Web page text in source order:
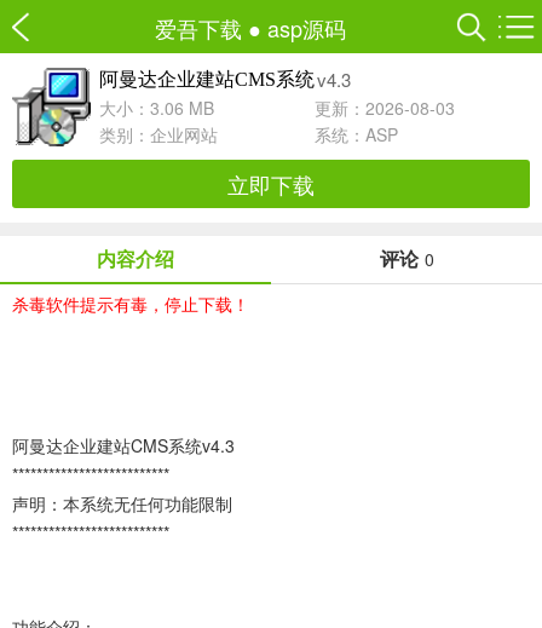
爱吾下载 ● asp源码
阿曼达企业建站CMS系统v4.3
大小：3.06 MB
更新：2026-08-03
类别： 企业网站 系统：ASP
立即下载
内容介绍 评论 0
杀毒软件提示有毒，停止下载！
阿曼达企业建站CMS系统v4.3
**************************
声明：本系统无任何功能限制
**************************